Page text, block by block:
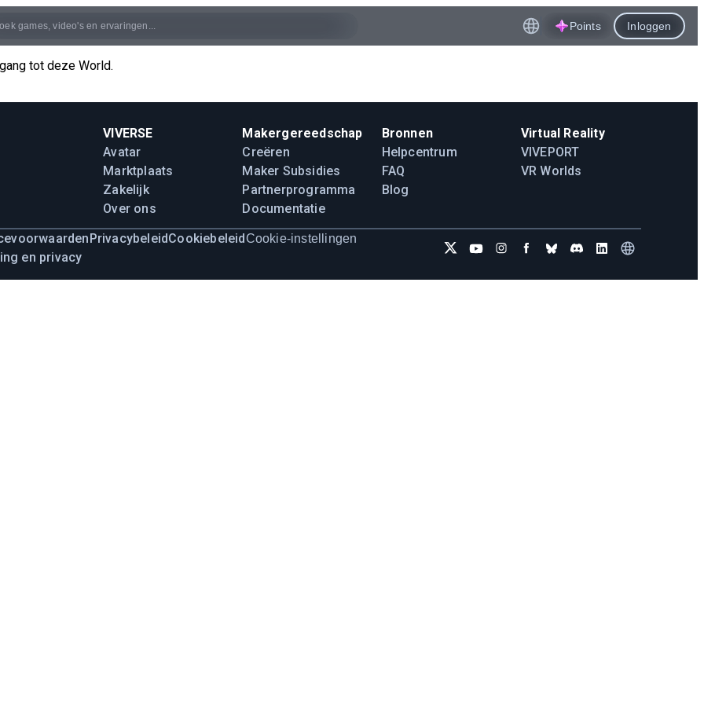
Points Inloggen
tot deze World.
VIVERSE
Avatar
Marktplaats
Zakelijk
Over ons
Makergereedschap
Creëren
Maker Subsidies
Partnerprogramma
Documentatie
Bronnen
Helpcentrum
FAQ
Blog
Virtual Reality
VIVEPORT
VR Worlds
PrivacybeleidCookiebeleidCookie-instellingen
en privacy